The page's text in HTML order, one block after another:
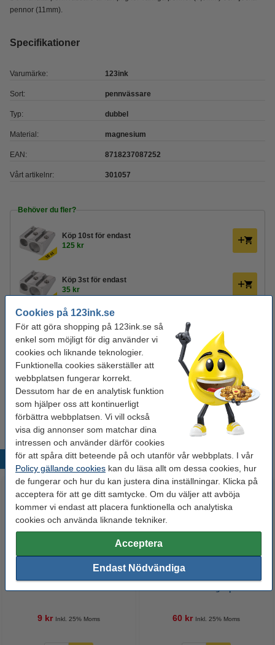
Cookies på 123ink.se
För att göra shopping på 123ink.se så
enkel som möjligt för dig använder vi
cookies och liknande teknologier.
Funktionella cookies säkerställer att
webbplatsen fungerar korrekt.
Dessutom har de en analytisk funktion
som hjälper oss att kontinuerligt
förbättra webbplatsen. Vi vill också
visa dig annonser som matchar dina
intressen och använder därför cookies
för att spåra ditt beteende på och utanför vår webbplats. I vår
Policy gällande cookies kan du läsa allt om dessa cookies, hur
de fungerar och hur du kan justera dina inställningar. Klicka på
acceptera för att ge ditt samtycke. Om du väljer att avböja
kommer vi endast att placera funktionella och analytiska
cookies och använda liknande tekniker.
Acceptera
Endast Nödvändiga
pennor (11mm).
Specifikationer
Varumärke: 123ink
Sort: pennvässare
Typ: dubbel
Material: magnesium
EAN: 8718237087252
Vårt artikelnr: 301057
Behöver du fler?
Köp 10st för endast
125 kr
Köp 3st för endast
35 kr
Glöm inte att beställa!
Blyertspenna HB | 123ink | 12st
110 kr
Suddgummi | 123ink | 1st
9 kr
Populära produkter
9 kr Inkl. 25% Moms
Överstrykningspenna 123ink |
sorterade färger | 5st
60 kr Inkl. 25% Moms